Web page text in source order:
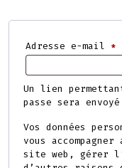
Adresse e-mail *
Un lien
passe sera
Vos données
vous
site web, gérer